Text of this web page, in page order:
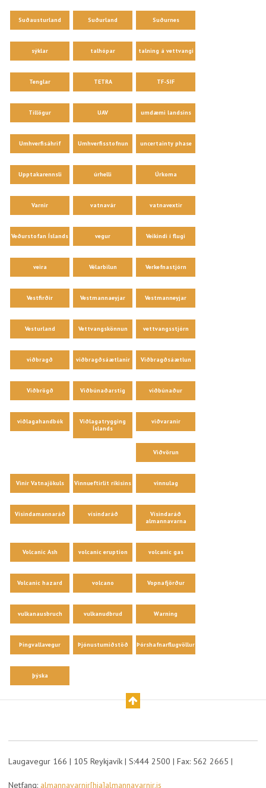
Suðausturland Suðurland Suðurnes
sýklar talhópar talning á vettvangi
Tenglar TETRA TF-SIF
Tillögur UAV umdæmi landsins
Umhverfisáhrif Umhverfisstofnun uncertainty phase
Upptakarennsli úrhelli Úrkoma
Varnir vatnavár vatnavextir
Veðurstofan Íslands vegur Veikindi í flugi
veira Vélarbilun Verkefnastjórn
Vestfirðir Vestmannaeyjar Vestmanneyjar
Vesturland Vettvangskönnun vettvangsstjórn
viðbragð viðbragðsáætlanir Viðbragðsáætlun
Viðbrögð Viðbúnaðarstig viðbúnaður
viðlagahandbók
Viðlagatrygging
Íslands
viðvaranir
Viðvörun
Vinir Vatnajökuls Vinnueftirlit ríkisins vinnulag
Vísindamannaráð vísindaráð
Vísindaráð
almannavarna
Volcanic Ash volcanic eruption volcanic gas
Volcanic hazard volcano Vopnafjörður
vulkanausbruch vulkanudbrud Warning
Þingvallavegur Þjónustumiðstöð Þórshafnarflugvöllur
þýska
Laugavegur 166 | 105 Reykjavík | S:444 2500 | Fax: 562 2665 |
Netfang: almannavarnir[hja]almannavarnir.is